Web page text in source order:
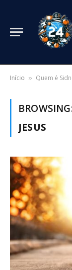
Início » Quem é
JESUS